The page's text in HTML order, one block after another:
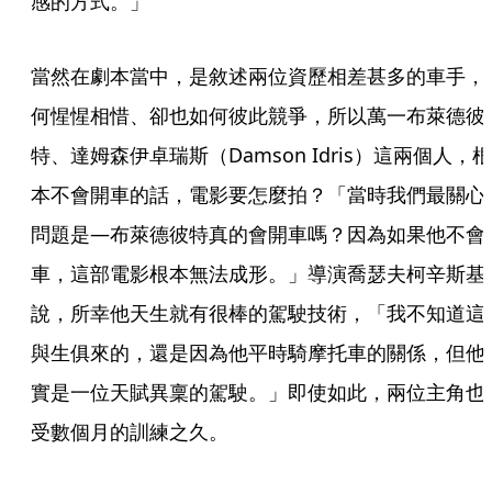
當然在劇本當中，是敘述兩位資歷相差甚多的車手，
何惺惺相惜、卻也如何彼此競爭，所以萬一布萊德彼
特、達姆森伊卓瑞斯（Damson Idris）這兩個人，根
本不會開車的話，電影要怎麼拍？「當時我們最關心
問題是—布萊德彼特真的會開車嗎？因為如果他不會
車，這部電影根本無法成形。」導演喬瑟夫柯辛斯基
說，所幸他天生就有很棒的駕駛技術，「我不知道這
與生俱來的，還是因為他平時騎摩托車的關係，但他
實是一位天賦異稟的駕駛。」即使如此，兩位主角也
受數個月的訓練之久。